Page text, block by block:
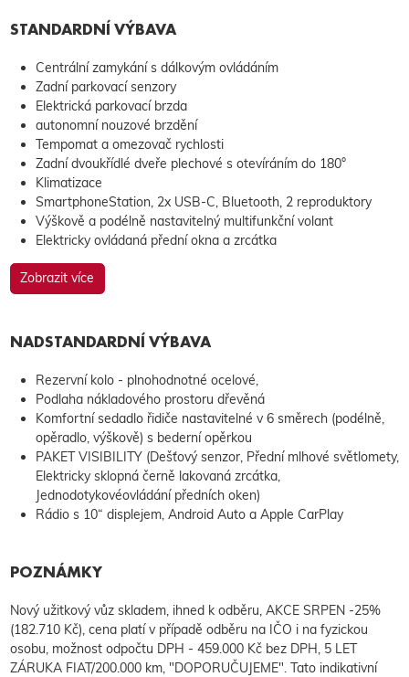
STANDARDNÍ VÝBAVA
Centrální zamykání s dálkovým ovládáním
Zadní parkovací senzory
Elektrická parkovací brzda
autonomní nouzové brzdění
Tempomat a omezovač rychlosti
Zadní dvoukřídlé dveře plechové s otevíráním do 180°
Klimatizace
SmartphoneStation, 2x USB-C, Bluetooth, 2 reproduktory
Výškově a podélně nastavitelný multifunkční volant
Elektricky ovládaná přední okna a zrcátka
Zobrazit více
NADSTANDARDNÍ VÝBAVA
Rezervní kolo - plnohodnotné ocelové,
Podlaha nákladového prostoru dřevěná
Komfortní sedadlo řidiče nastavitelné v 6 směrech (podélně,
opěradlo, výškově) s bederní opěrkou
PAKET VISIBILITY (Dešťový senzor, Přední mlhové světlomety,
Elektricky sklopná černě lakovaná zrcátka,
Jednodotykovéovládání předních oken)
Rádio s 10“ displejem, Android Auto a Apple CarPlay
POZNÁMKY
Nový užitkový vůz skladem, ihned k odběru, AKCE SRPEN -25%
(182.710 Kč), cena platí v případě odběru na IČO i na fyzickou
osobu, možnost odpočtu DPH - 459.000 Kč bez DPH, 5 LET
ZÁRUKA FIAT/200.000 km, "DOPORUČUJEME". Tato indikativní